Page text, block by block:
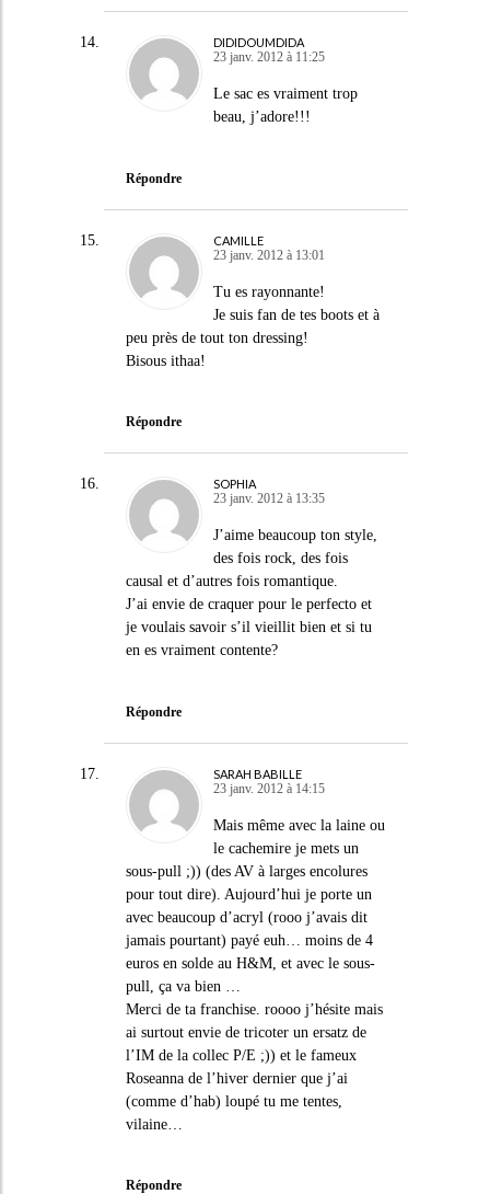
DIDIDOUMDIDA
23 janv. 2012 à 11:25
Le sac es vraiment trop
beau, j’adore!!!
Répondre
CAMILLE
23 janv. 2012 à 13:01
Tu es rayonnante!
Je suis fan de tes boots et à
peu près de tout ton dressing!
Bisous ithaa!
Répondre
SOPHIA
23 janv. 2012 à 13:35
J’aime beaucoup ton style,
des fois rock, des fois
causal et d’autres fois romantique.
J’ai envie de craquer pour le perfecto et
je voulais savoir s’il vieillit bien et si tu
en es vraiment contente?
Répondre
SARAH BABILLE
23 janv. 2012 à 14:15
Mais même avec la laine ou
le cachemire je mets un
sous-pull ;)) (des AV à larges encolures
pour tout dire). Aujourd’hui je porte un
avec beaucoup d’acryl (rooo j’avais dit
jamais pourtant) payé euh… moins de 4
euros en solde au H&M, et avec le sous-
pull, ça va bien …
Merci de ta franchise. roooo j’hésite mais
ai surtout envie de tricoter un ersatz de
l’IM de la collec P/E ;)) et le fameux
Roseanna de l’hiver dernier que j’ai
(comme d’hab) loupé tu me tentes,
vilaine…
Répondre